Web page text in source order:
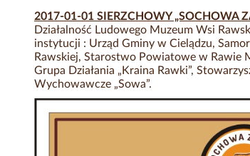
2017-01-01 SIERZCHOWY „SOCHOWA
Działalność Ludowego Muzeum Wsi
instytucji : Urząd Gminy w Cielądzu,
Rawskiej, Starostwo Powiatowe w Rawie
Grupa Działania „Kraina Rawki”,
Wychowawcze „Sowa”.